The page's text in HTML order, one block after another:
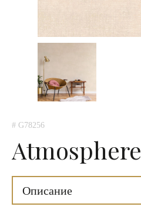
# G78256
Atmosphere
Описание